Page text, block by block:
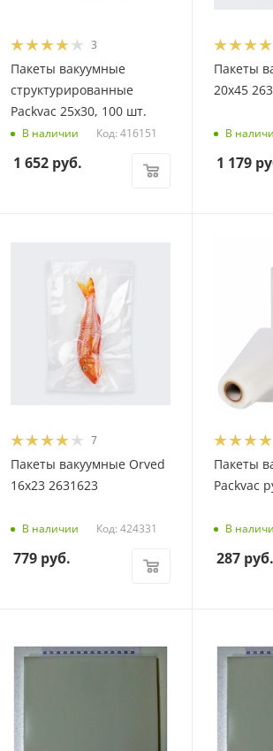
3
Пакеты вакуумные
структурированные
Packvac 25х30, 100 шт.
В наличии Код: 416151
1 652руб.
Пакеты
20х45
В
1 179
7
Пакеты вакуумные Orved
16х23 2631623
В наличии Код: 424331
779руб.
Пакеты
Packvac
В
287 руб.